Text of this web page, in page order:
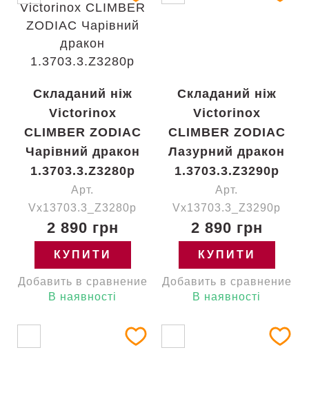
Складаний ніж
Victorinox
CLIMBER ZODIAC
Чарівний дракон
1.3703.3.Z3280p
Арт.
Vx13703.3_Z3280p
2 890 грн
КУПИТИ
Добавить в сравнение
В наявності
Складаний ніж
Victorinox
CLIMBER ZODIAC
Лазурний дракон
1.3703.3.Z3290p
Арт.
Vx13703.3_Z3290p
2 890 грн
КУПИТИ
Добавить в сравнение
В наявності